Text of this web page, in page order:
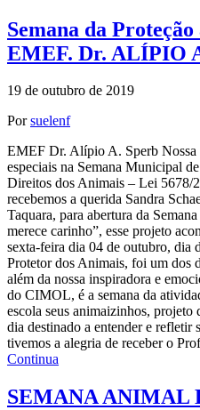
Semana da
EMEF. Dr. ALÍPIO
19 de outubro de 2019
Porsuelenf
EMEF Dr. Alípio A. Sperb Nossa
especiais na Semana Municipal
Direitos dos Animais – Lei 5678/
recebemos a querida Sandra
Taquara, para abertura da
merece carinho”, esse projeto
sexta-feira dia 04 de outubro, dia
Protetor dos Animais, foi um dos
além da nossa inspiradora e
do CIMOL, é a semana da
escola seus animaizinhos, projeto
dia destinado a entender e refletir
tivemos a alegria de receber o
Continua
SEMANA ANIMAL